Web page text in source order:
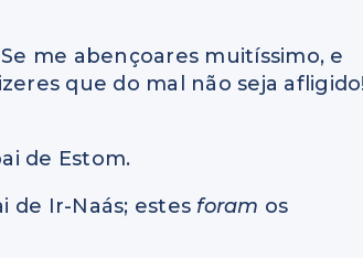
me abençoares muitíssimo, e
que do mal não seja
de Estom.
de Ir-Naás; estes foram os